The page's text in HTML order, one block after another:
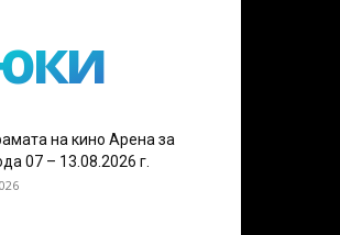
на кино Арена за
07 – 13.08.2026 г.